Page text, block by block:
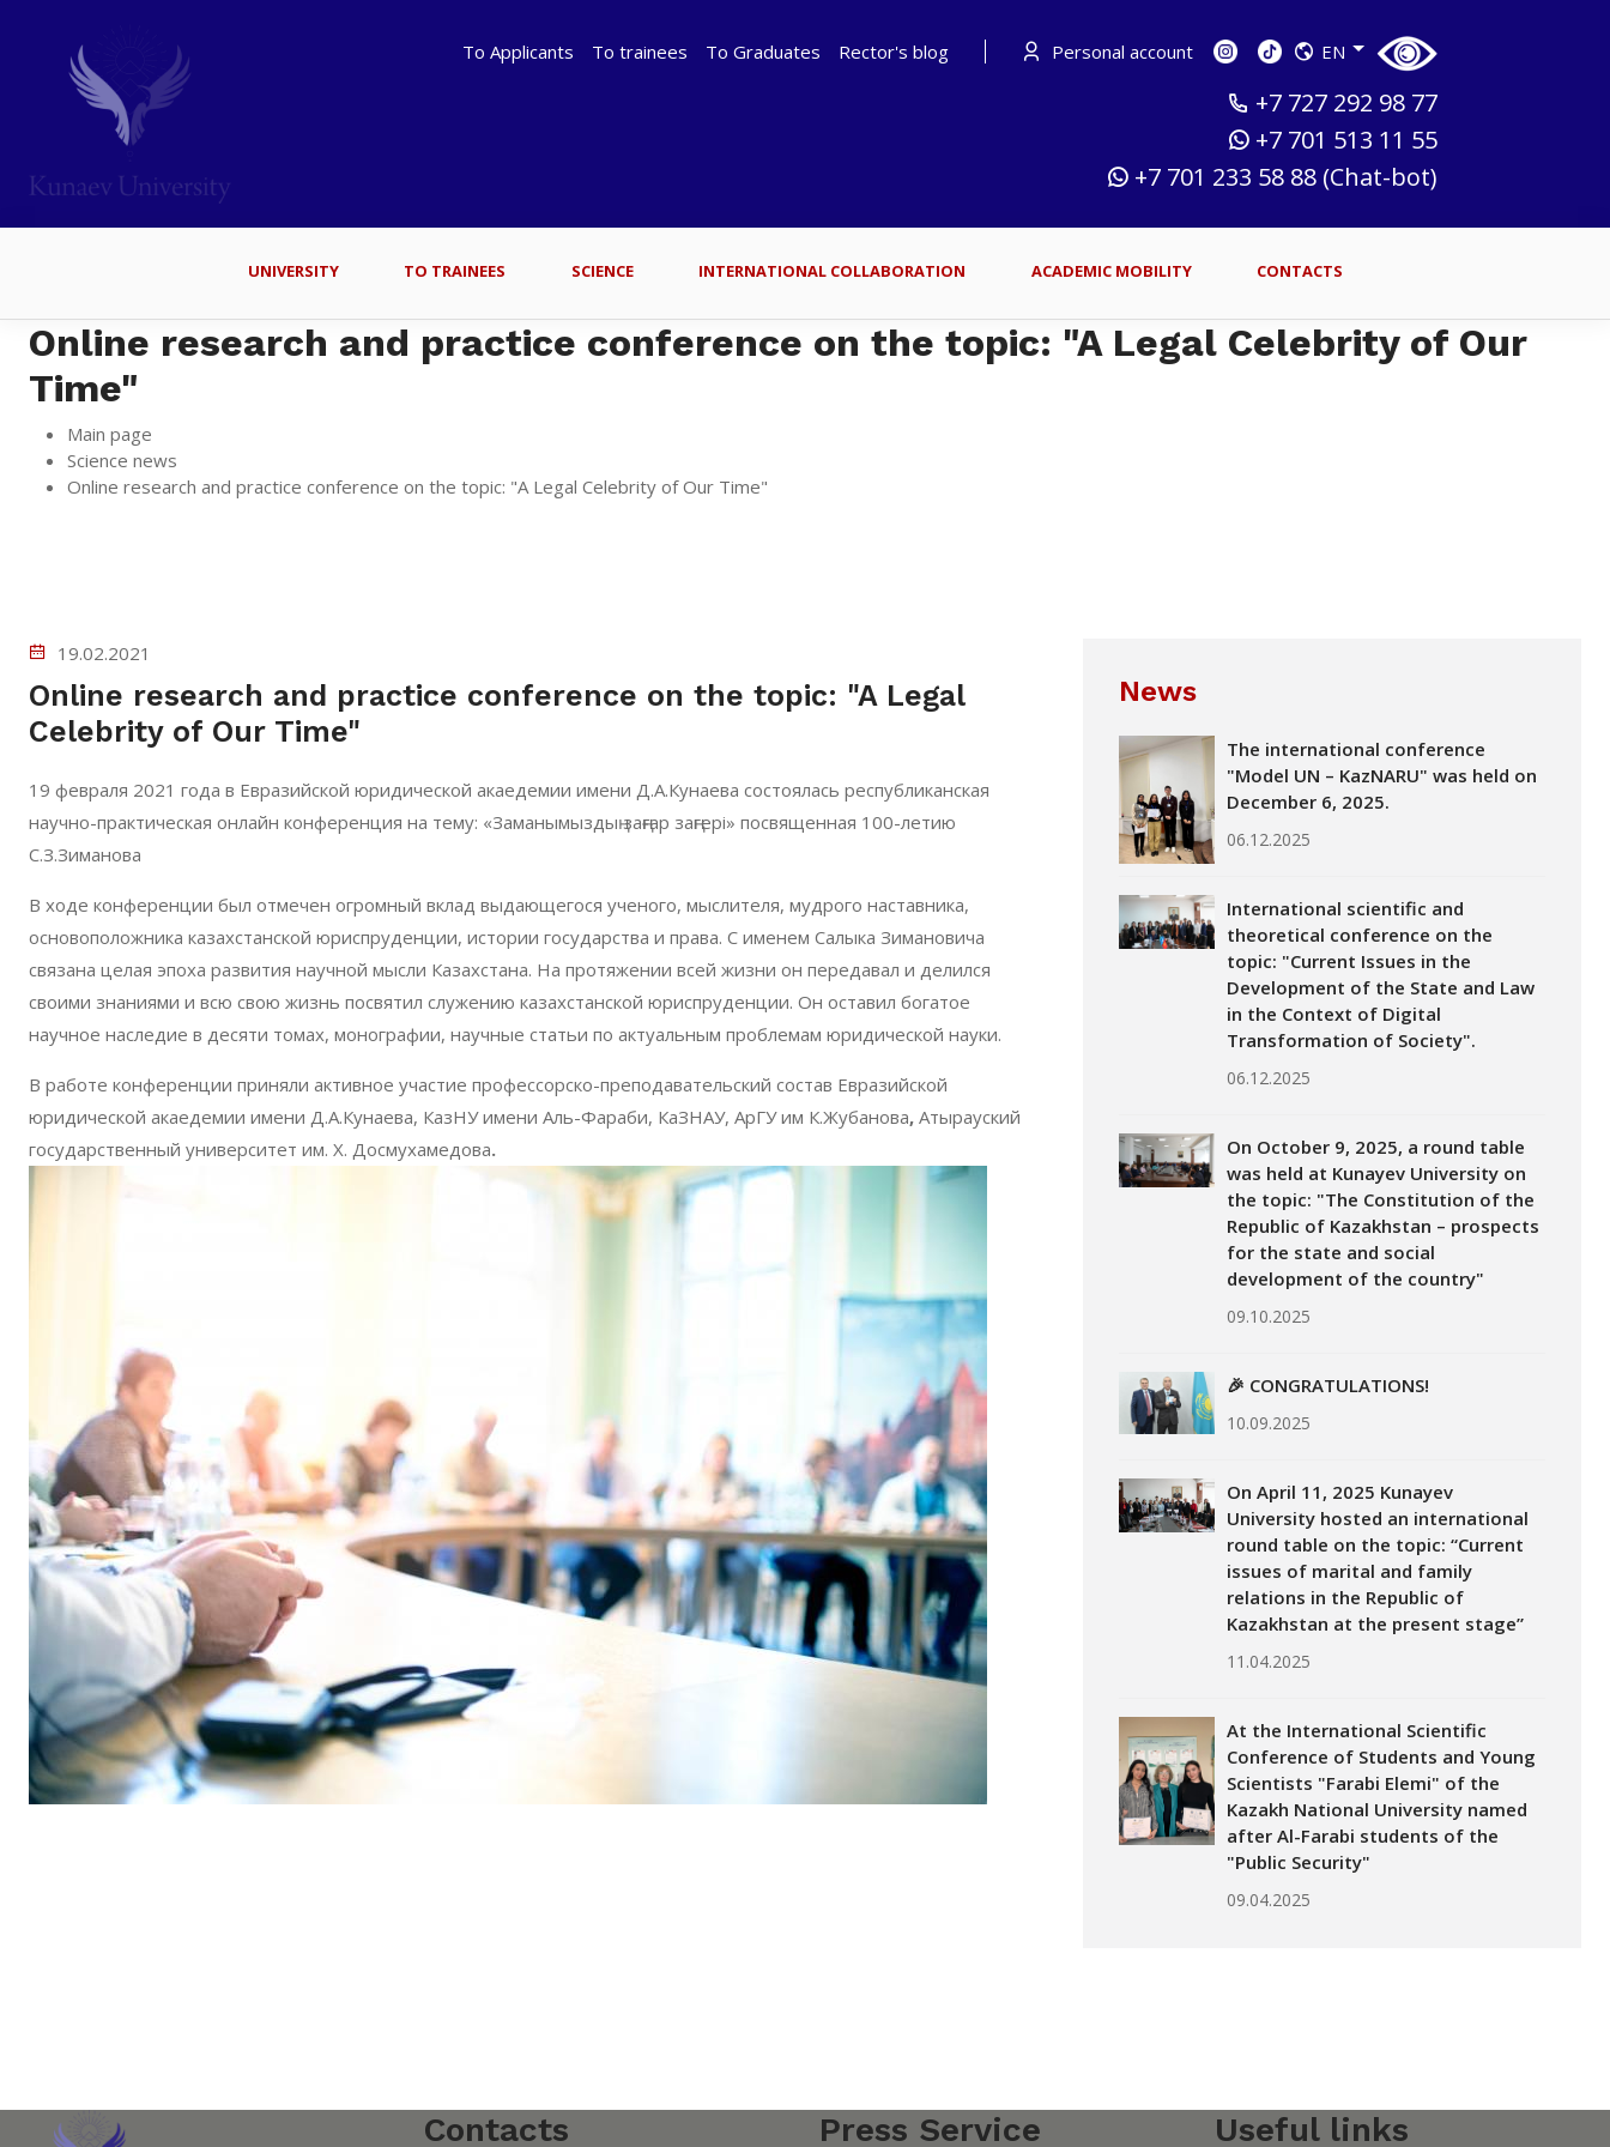
To Applicants To trainees To Graduates Rector's blog Personal account EN
+7 727 292 98 77
+7 701 513 11 55
+7 701 233 58 88 (Chat-bot)
UNIVERSITY TO TRAINEES SCIENCE INTERNATIONAL COLLABORATION ACADEMIC MOBILITY CONTACTS
Online research and practice conference on the topic: "A Legal Celebrity of Our
Time"
Main page
Science news
Online research and practice conference on the topic: "A Legal Celebrity of Our Time"
19.02.2021
Online research and practice conference on the topic: "A Legal
Celebrity of Our Time"
19 февраля 2021 года в Евразийской юридической акаедемии имени Д.А.Кунаева состоялась республиканская
научно-практическая онлайн конференция на тему: «Заманымыздың заңғар заңгері» посвященная 100-летию
С.З.Зиманова
В ходе конференции был отмечен огромный вклад выдающегося ученого, мыслителя, мудрого наставника,
основоположника казахстанской юриспруденции, истории государства и права. С именем Салыка Зимановича
связана целая эпоха развития научной мысли Казахстана. На протяжении всей жизни он передавал и делился
своими знаниями и всю свою жизнь посвятил служению казахстанской юриспруденции. Он оставил богатое
научное наследие в десяти томах, монографии, научные статьи по актуальным проблемам юридической науки.
В работе конференции приняли активное участие профессорско-преподавательский состав Евразийской
юридической акаедемии имени Д.А.Кунаева, КазНУ имени Аль-Фараби, КаЗНАУ, АрГУ им К.Жубанова, Атырауский
государственный университет им. Х. Досмухамедова.
News
The international conference
"Model UN – KazNARU" was held on
December 6, 2025.
06.12.2025
International scientific and
theoretical conference on the
topic: "Current Issues in the
Development of the State and Law
in the Context of Digital
Transformation of Society".
06.12.2025
On October 9, 2025, a round table
was held at Kunayev University on
the topic: "The Constitution of the
Republic of Kazakhstan – prospects
for the state and social
development of the country"
09.10.2025
🎉 CONGRATULATIONS!
10.09.2025
On April 11, 2025 Kunayev
University hosted an international
round table on the topic: “Current
issues of marital and family
relations in the Republic of
Kazakhstan at the present stage”
11.04.2025
At the International Scientific
Conference of Students and Young
Scientists "Farabi Elemi" of the
Kazakh National University named
after Al-Farabi students of the
"Public Security"
09.04.2025
Contacts Press Service Useful links